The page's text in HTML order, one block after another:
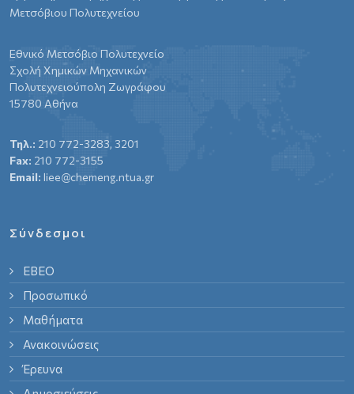
Μετσόβιου Πολυτεχνείου
Εθνικό Μετσόβιο Πολυτεχνείο
Σχολή Χημικών Μηχανικών
Πολυτεχνειούπολη Ζωγράφου
15780 Αθήνα
Τηλ.: 210 772-3283, 3201
Fax: 210 772-3155
Email: liee@chemeng.ntua.gr
Σύνδεσμοι
ΕΒΕΟ
Προσωπικό
Μαθήματα
Ανακοινώσεις
Έρευνα